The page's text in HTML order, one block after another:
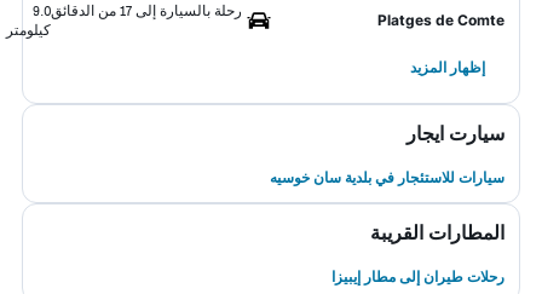
Platges de Comte
رحلة بالسيارة إلى 17 من الدقائق
9.0
كيلومتر
إظهار المزيد
سيارت ايجار
سيارات للاستئجار في بلدية سان خوسيه
المطارات القريبة
رحلات طيران إلى مطار إيبيزا